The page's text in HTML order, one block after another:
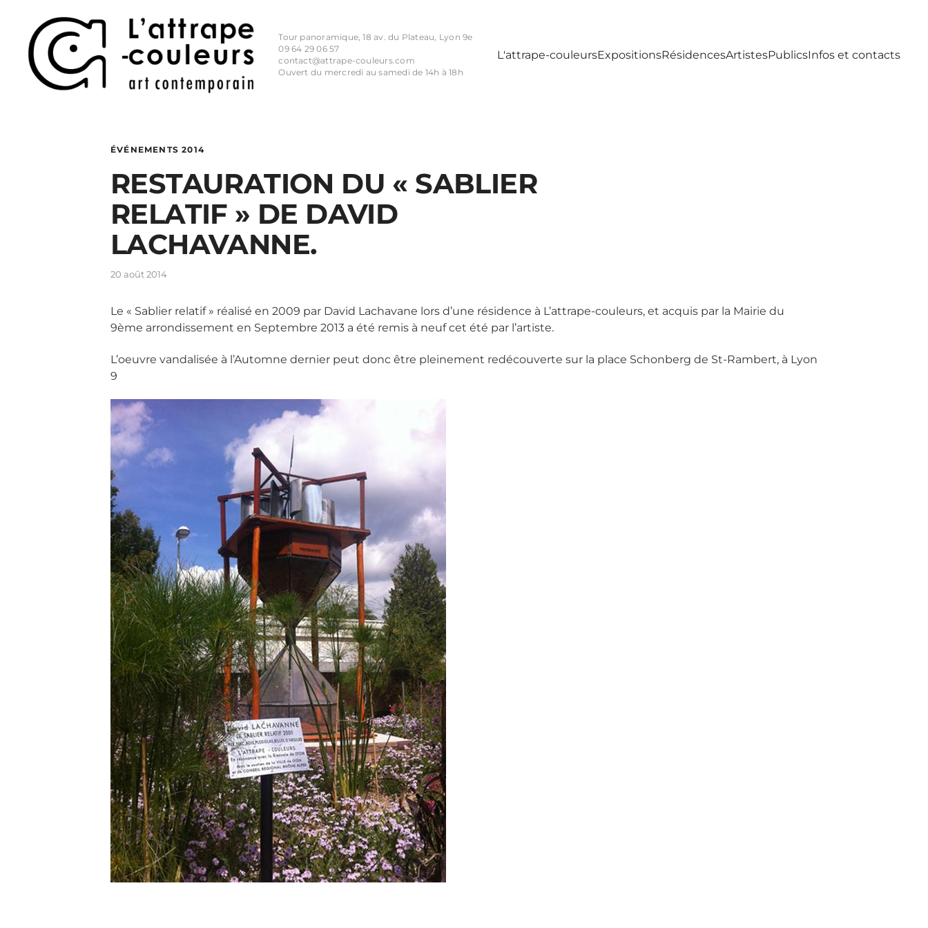
Tour panoramique, 18 av. du Plateau, Lyon 9e
09 64 29 06 57
contact@attrape-couleurs.com
Ouvert du mercredi au samedi de 14h à 18h
L'attrape-couleursExpositionsRésidencesArtistesPublicsInfos et contacts
ÉVÉNEMENTS 2014
RESTAURATION DU « SABLIER
RELATIF » DE DAVID
LACHAVANNE.
20 août 2014
Le « Sablier relatif » réalisé en 2009 par David Lachavane lors d’une résidence à L’attrape-couleurs, et acquis par la Mairie du
9ème arrondissement en Septembre 2013 a été remis à neuf cet été par l’artiste.
L’oeuvre vandalisée à l’Automne dernier peut donc être pleinement redécouverte sur la place Schonberg de St-Rambert, à Lyon
9